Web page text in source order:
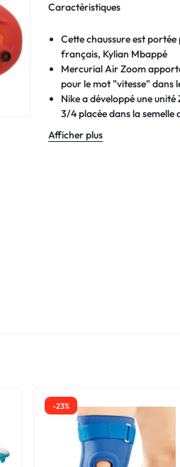
Caractéristiques
Cette chaussure est
français, Kylian Mbappé
Mercurial Air Zoom
pour le mot "vitesse" dans
Nike a développé une
3/4 placée dans la semelle
puissance et de réactivité
la ligne d'arrivée
Afficher plus
-23%